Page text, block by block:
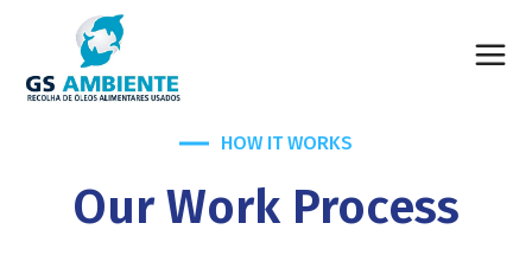
HOW IT WORKS
Our Work Process